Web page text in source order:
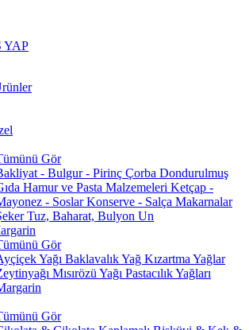
YAP
Gör
- Bulgur - Pirinç Çorba Dondurulmuş
Hamur ve Pasta Malzemeleri Ketçap -
- SoslarKonserve - Salça Makarnalar
Tuz, Baharat, Bulyon Un
Gör
Yağı Baklavalık Yağ Kızartma Yağlar
Mısırözü Yağı Pastacılık Yağları
Gör